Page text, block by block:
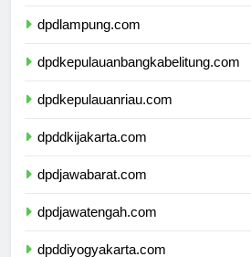
dpdlampung.com
dpdkepulauanbangkabelitung.com
dpdkepulauanriau.com
dpddkijakarta.com
dpdjawabarat.com
dpdjawatengah.com
dpddiyogyakarta.com